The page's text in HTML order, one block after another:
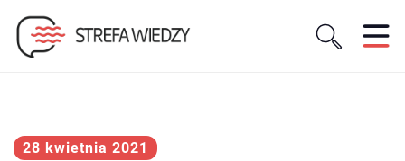
28 kwietnia 2021